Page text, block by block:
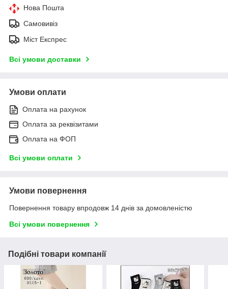
Нова Пошта
Самовивіз
Міст Експрес
Всі умови доставки
Умови оплати
Оплата на рахунок
Оплата за реквізитами
Оплата на ФОП
Всі умови оплати
Умови повернення
Повернення товару впродовж 14 днів за домовленістю
Всі умови повернення
Подібні товари компанії